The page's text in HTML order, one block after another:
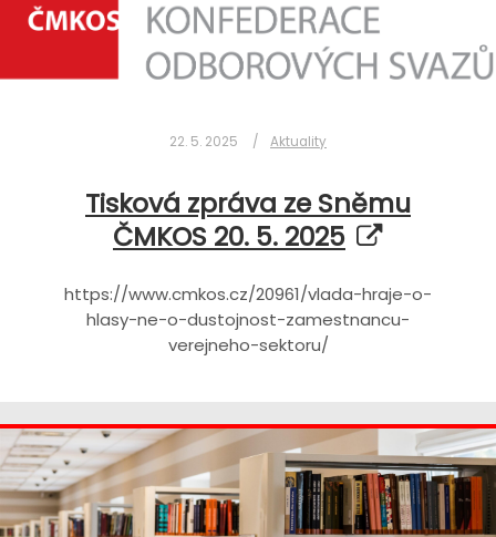
22. 5. 2025 Aktuality
Tisková zpráva ze Sněmu
ČMKOS 20. 5. 2025
https://www.cmkos.cz/20961/vlada-hraje-o-
hlasy-ne-o-dustojnost-zamestnancu-
verejneho-sektoru/